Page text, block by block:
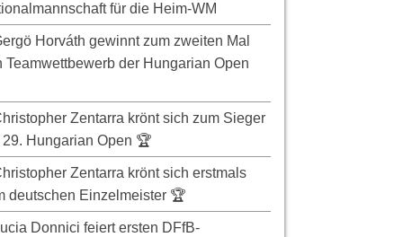
für die Heim-WM
Horváth gewinnt zum zweiten Mal
Teamwettbewerb der Hungarian Open
Zentarra krönt sich zum Sieger
29. Hungarian Open 🏆
Zentarra krönt sich erstmals
deutschen Einzelmeister 🏆
Donnici feiert ersten DFfB-